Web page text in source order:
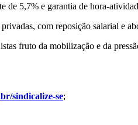
de 5,7% e garantia de hora-
com reposição salarial e
fruto da mobilização e da
sindicalize-se;